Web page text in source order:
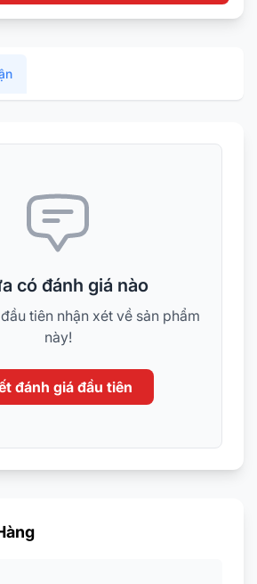
có đánh giá nào
tiên nhận xét về sản phẩm
này!
đánh giá đầu tiên